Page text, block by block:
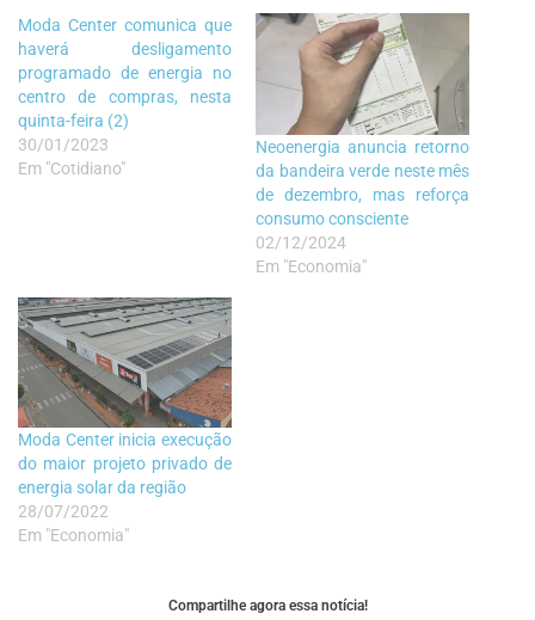
Moda Center comunica que
haverá desligamento
programado de energia no
centro de compras, nesta
quinta-feira (2)
30/01/2023
Em "Cotidiano"
Neoenergia anuncia retorno
da bandeira verde neste mês
de dezembro, mas reforça
consumo consciente
02/12/2024
Em "Economia"
Moda Center inicia execução
do maior projeto privado de
energia solar da região
28/07/2022
Em "Economia"
Compartilhe agora essa notícia!